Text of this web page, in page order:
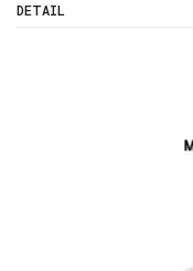
DETAIL